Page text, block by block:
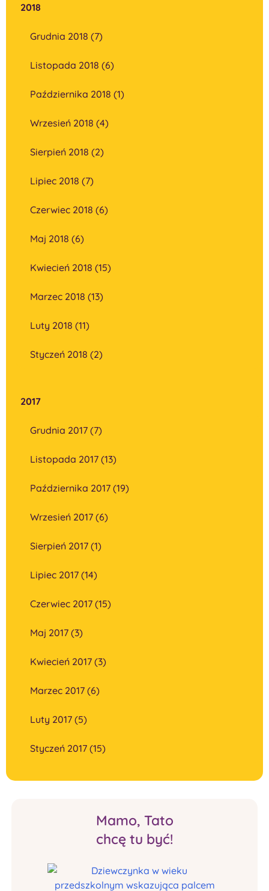
2018
Grudnia 2018 (7)
Listopada 2018 (6)
Października 2018 (1)
Wrzesień 2018 (4)
Sierpień 2018 (2)
Lipiec 2018 (7)
Czerwiec 2018 (6)
Maj 2018 (6)
Kwiecień 2018 (15)
Marzec 2018 (13)
Luty 2018 (11)
Styczeń 2018 (2)
2017
Grudnia 2017 (7)
Listopada 2017 (13)
Października 2017 (19)
Wrzesień 2017 (6)
Sierpień 2017 (1)
Lipiec 2017 (14)
Czerwiec 2017 (15)
Maj 2017 (3)
Kwiecień 2017 (3)
Marzec 2017 (6)
Luty 2017 (5)
Styczeń 2017 (15)
Mamo, Tato
chcę tu być!